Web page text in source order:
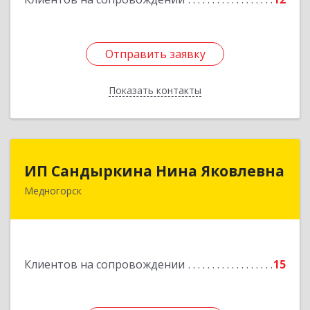
Отправить заявку
Показать контакты
Отправить заявку
Назад
ИП Сандыркина Нина Яковлевна
Медногорск
Клиентов на сопровождении 15
462270, Оренбургская обл, Медногорск г,